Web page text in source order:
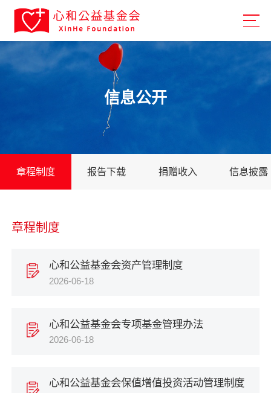
信息公开
章程制度 报告下载 捐赠收入 信息披露
章程制度
心和公益基金会资产管理制度
2026-06-18
心和公益基金会专项基金管理办法
2026-06-18
心和公益基金会保值增值投资活动管理制度